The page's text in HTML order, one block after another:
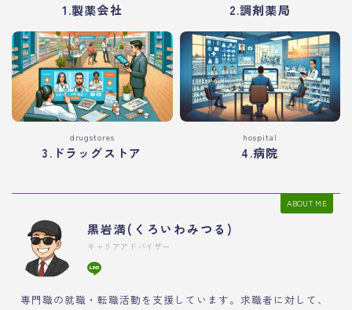
1.製薬会社 2.調剤薬局
drugstores
3.ドラッグストア
hospital
4.病院
ABOUT ME
黒岩満(くろいわみつる)
キャリアアドバイザー
専門職の就職・転職活動を支援しています。求職者に対して、
薬剤師向け転職エージェントの紹介